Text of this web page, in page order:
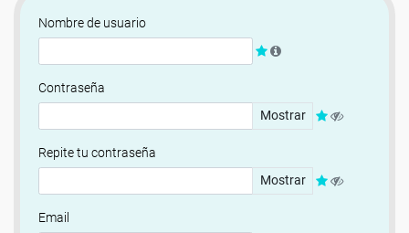
Nombre de usuario
Contraseña
Mostrar
Repite tu contraseña
Mostrar
Email